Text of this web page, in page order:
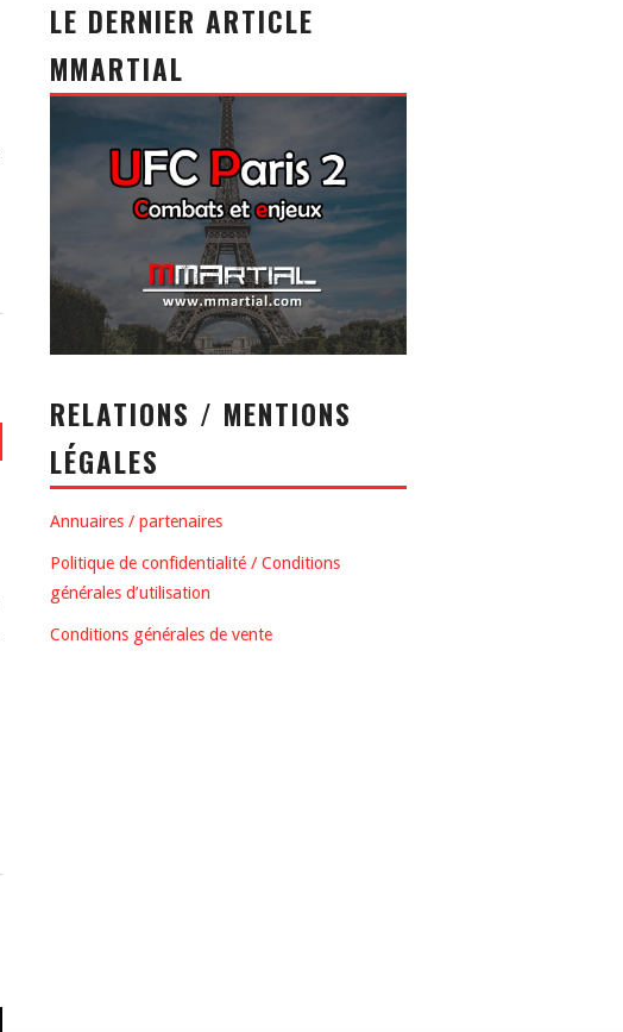
LE DERNIER ARTICLE
MMARTIAL
RELATIONS / MENTIONS
LÉGALES
Annuaires / partenaires
Politique de confidentialité / Conditions
générales d’utilisation
Conditions générales de vente